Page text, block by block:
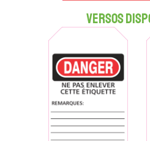
Versos